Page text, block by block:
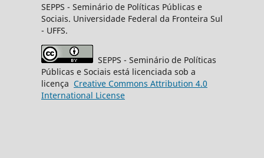
SEPPS - Seminário de Políticas Públicas e
Sociais. Universidade Federal da Fronteira Sul
- UFFS.
SEPPS - Seminário de Políticas
Públicas e Sociais está licenciada sob a
licença Creative Commons Attribution 4.0
International License